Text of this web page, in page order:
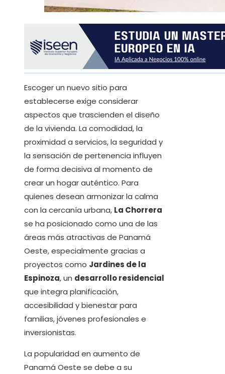
Escoger un nuevo sitio para
establecerse exige considerar
aspectos que trascienden el diseño
de la vivienda. La comodidad, la
proximidad a servicios, la seguridad y
la sensación de pertenencia influyen
de forma decisiva al momento de
crear un hogar auténtico. Para
quienes desean armonizar la calma
con la cercanía urbana, La Chorrera
se ha posicionado como una de las
áreas más atractivas de Panamá
Oeste, especialmente gracias a
proyectos como Jardines de la
Espinoza, un desarrollo residencial
que integra planificación,
accesibilidad y bienestar para
familias, jóvenes profesionales e
inversionistas.
La popularidad en aumento de
Panamá Oeste se debe a su